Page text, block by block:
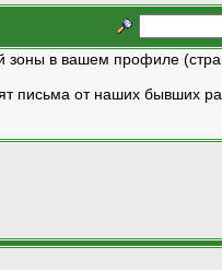
зоны в вашем профиле
письма от наших бывших